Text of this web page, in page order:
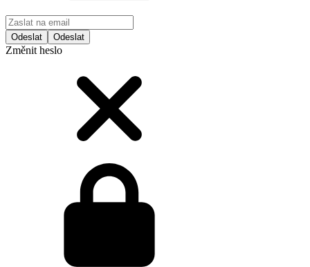
Odeslat
Změnit heslo